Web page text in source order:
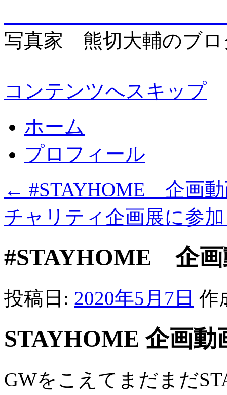
写真家 熊切大輔のブロ
コンテンツへスキップ
ホーム
プロフィール
← #STAYHOME 企画動
チャリティ企画展に参
#STAYHOME 企画
投稿日: 2020年5月7日 作
STAYHOME 企画動
GWをこえてまだまだ